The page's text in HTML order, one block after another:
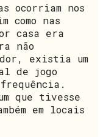
ocorriam nos
como nas
casa era
não
existia um
de jogo
que tivesse
em locais